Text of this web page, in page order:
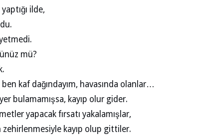
ilde,
mü?
ben kaf dağındayım, havasında olanlar…
bulamamışsa, kayıp olur gider.
yapacak fırsatı yakalamışlar,
zehirlenmesiyle kayıp olup gittiler.